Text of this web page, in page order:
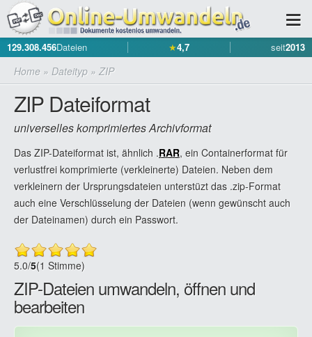
129.308.456Dateien ★4,7 seit2013
Home » Dateityp » ZIP
ZIP Dateiformat
universelles komprimiertes Archivformat
Das ZIP-Dateiformat ist, ähnlich .RAR, ein Containerformat für
verlustfrei komprimierte (verkleinerte) Dateien. Neben dem
verkleinern der Ursprungsdateien unterstüzt das .zip-Format
auch eine Verschlüsselung der Dateien (wenn gewünscht auch
der Dateinamen) durch ein Passwort.
5.0/5(1 Stimme)
ZIP-Dateien umwandeln, öffnen und
bearbeiten